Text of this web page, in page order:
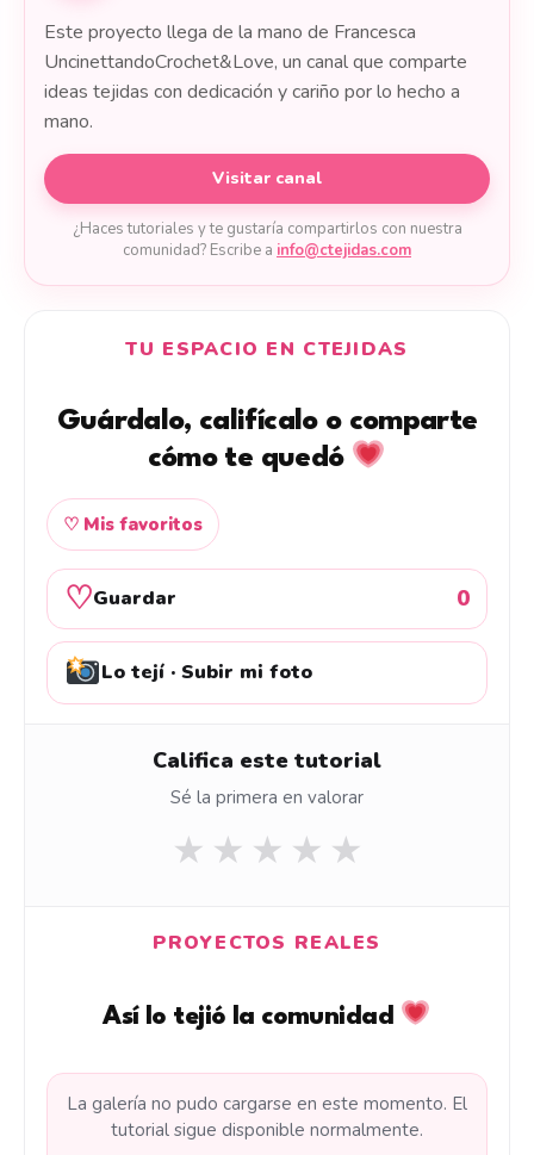
Este proyecto llega de la mano de Francesca
UncinettandoCrochet&Love, un canal que comparte
ideas tejidas con dedicación y cariño por lo hecho a
mano.
Visitar canal
¿Haces tutoriales y te gustaría compartirlos con nuestra
comunidad? Escribe a info@ctejidas.com
TU ESPACIO EN CTEJIDAS
Guárdalo, califícalo o comparte
cómo te quedó
♡ Mis favoritos
♡Guardar 0
Lo tejí · Subir mi foto
Califica este tutorial
Sé la primera en valorar
★ ★ ★ ★ ★
PROYECTOS REALES
Así lo tejió la comunidad
La galería no pudo cargarse en este momento. El
tutorial sigue disponible normalmente.